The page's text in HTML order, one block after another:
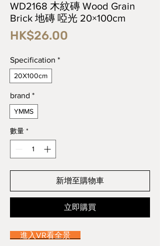
WD2168 木紋磚 Wood Grain
Brick 地磚 啞光 20×100cm
HK$26.00
Specification *
20X100cm
brand *
YMMS
數量 *
新增至購物車
立即購買
進入VR看全景